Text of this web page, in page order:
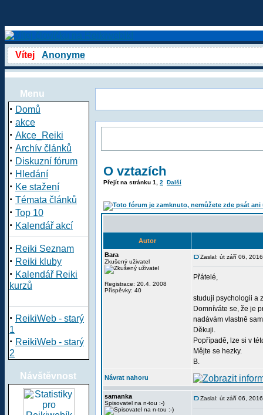
Vítej Anonyme
Menu
· Domů
· akce
· Akce_Reiki
· Archív článků
· Diskuzní fórum
· Hledání
· Ke stažení
· Témata článků
· Top 10
· Kalendář akcí
· Reiki Seznam
· Reiki kluby
· Kalendář Reiki
kurzů
· ReikiWeb - starý
1
· ReikiWeb - starý
2
Návštěvnost
O vztazích
Přejít na stránku 1 2 Další
Autor
Bara
Zkušený uživatel
Registrace: 20.4. 2008
Příspěvky: 40
Zaslal: út září 06,
Přátelé,
studuji psychologii a
Domníváte se, že je
nadávám vlastně
Děkuji.
Popřípadě, lze si v
Mějte se hezky.
B.
Návrat nahoru
samanka
Spisovatel na n-tou :-)
Zaslal: út září 06,